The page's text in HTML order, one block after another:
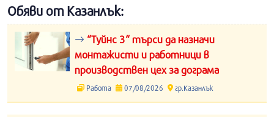
Обяви от Казанлък:
“Туйнс 3“ търси да назначи
монтажисти и работници в
производствен цех за дограма
Работа 07/08/2026 гр.Казанлък